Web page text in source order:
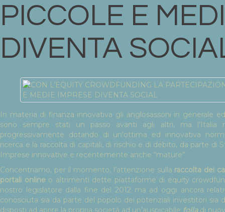
PICCOLE E
DIVENTA
In materia di finanza innovativa gli anglosassoni in generale
sono sempre stati un passo avanti agli altri, ma l’Italia
progressivamente dotando di un’ottima ed innovativa
ricerca e la raccolta di capitali, di rischio e di debito, da parte di
Imprese innovative e recentemente anche “mature”.
Concentriamo, per il momento, l’attenzione sulla raccolta dei
portali onlineo altrimenti dette piattaforme di equity
nostro legislatore dalla fine del 2012 ma ad oggi ancora
conosciuta sia da parte del popolo dei potenziali investitori sia
disposti ad aprire la propria società ad un’auspicabile folladi